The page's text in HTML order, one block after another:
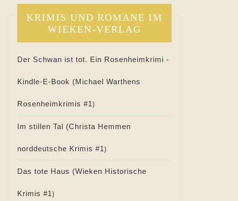
KRIMIS UND ROMANE IM
WIEKEN-VERLAG
Der Schwan ist tot. Ein Rosenheimkrimi -
Kindle-E-Book (Michael Warthens
Rosenheimkrimis #1)
Im stillen Tal (Christa Hemmen
norddeutsche Krimis #1)
Das tote Haus (Wieken Historische
Krimis #1)